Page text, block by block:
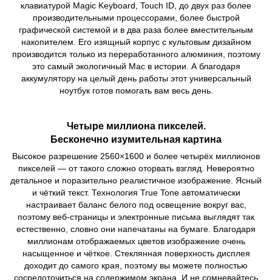
клавиатурой Magic Keyboard, Touch ID, до двух раз более
производительными процессорами, более быстрой
графической системой и в два раза более вместительным
накопителем. Его изящный корпус с культовым дизайном
производится только из переработанного алюминия, поэтому
это самый экологичный Mac в истории. А благодаря
аккумулятору на целый день работы этот универсальный
ноутбук готов помогать вам весь день.
Четыре миллиона пикселей.
Бесконечно изумительная картина
Высокое разрешение 2560×1600 и более четырёх миллионов
пикселей — от такого сложно оторвать взгляд. Невероятно
детальное и поразительно реалистичное изображение. Ясный
и чёткий текст. Технология True Tone автоматически
настраивает баланс белого под освещение вокруг вас,
поэтому веб‑страницы и электронные письма выглядят так
естественно, словно они напечатаны на бумаге. Благодаря
миллионам отображаемых цветов изображение очень
насыщенное и чёткое. Стеклянная поверхность дисплея
доходит до самого края, поэтому вы можете полностью
сосредоточиться на содержимом экрана. И не сомневайтесь